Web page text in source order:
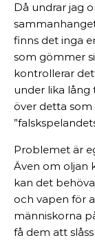
Då undrar jag
finns det inga
som gömmer
kontrollerar
under lika lång
över detta
Problemet är
Även om oljan
kan det
och vapen för
människorna
få dem att